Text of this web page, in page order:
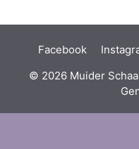
Facebook
© 2026 Muider